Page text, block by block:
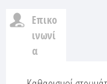
Επικο
ινωνί
α